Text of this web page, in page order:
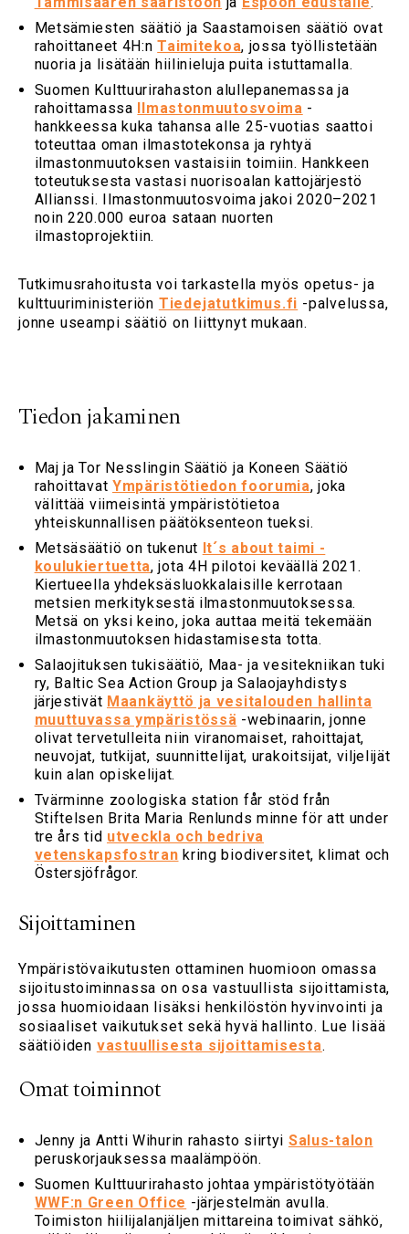
Metsämiesten säätiö ja Saastamoisen säätiö ovat
rahoittaneet 4H:nTaimitekoa, jossa työllistetään
nuoria ja lisätään hiilinieluja puita istuttamalla.
Suomen Kulttuurirahaston alullepanemassa ja
rahoittamassa
Ilmastonmuutosvoima -
hankkeessa kuka tahansa alle 25-vuotias saattoi
toteuttaa oman ilmastotekonsa ja ryhtyä
ilmastonmuutoksen vastaisiin toimiin. Hankkeen
toteutuksesta vastasi nuorisoalan kattojärjestö
Allianssi. Ilmastonmuutosvoima jakoi 2020–2021
noin 220.000 euroa sataan nuorten
ilmastoprojektiin.
Tutkimusrahoitusta voi tarkastella myös opetus- ja
kulttuuriministeriön Tiedejatutkimus.fi -palvelussa,
jonne useampi säätiö on liittynyt mukaan.
Tiedon jakaminen
Maj ja Tor Nesslingin Säätiö ja Koneen Säätiö
rahoittavat Ympäristötiedon foorumia, joka
välittää viimeisintä ympäristötietoa
yhteiskunnallisen päätöksenteon tueksi.
Metsäsäätiö on tukenut It´s about taimi -
koulukiertuetta, jota 4H pilotoi keväällä 2021.
Kiertueella yhdeksäsluokkalaisille kerrotaan
metsien merkityksestä ilmastonmuutoksessa.
Metsä on yksi keino, joka auttaa meitä tekemään
ilmastonmuutoksen hidastamisesta totta.
Salaojituksen tukisäätiö, Maa- ja vesitekniikan tuki
ry, Baltic Sea Action Group ja Salaojayhdistys
järjestivät Maankäyttö ja vesitalouden hallinta
muuttuvassa ympäristössä -webinaarin, jonne
olivat tervetulleita niin viranomaiset, rahoittajat,
neuvojat, tutkijat, suunnittelijat, urakoitsijat, viljelijät
kuin alan opiskelijat.
Tvärminne zoologiska station får stöd från
Stiftelsen Brita Maria Renlunds minne för att under
tre års tid utveckla och bedriva
vetenskapsfostran kring biodiversitet, klimat och
Östersjöfrågor.
Sijoittaminen
Ympäristövaikutusten ottaminen huomioon omassa
sijoitustoiminnassa on osa vastuullista sijoittamista,
jossa huomioidaan lisäksi henkilöstön hyvinvointi ja
sosiaaliset vaikutukset sekä hyvä hallinto. Lue lisää
säätiöiden vastuullisesta sijoittamisesta.
Omat toiminnot
Jenny ja Antti Wihurin rahasto siirtyi Salus-talon
peruskorjauksessa maalämpöön.
Suomen Kulttuurirahasto johtaa ympäristötyötään
WWF:n Green Office -järjestelmän avulla.
Toimiston hiilijalanjäljen mittareina toimivat sähkö,